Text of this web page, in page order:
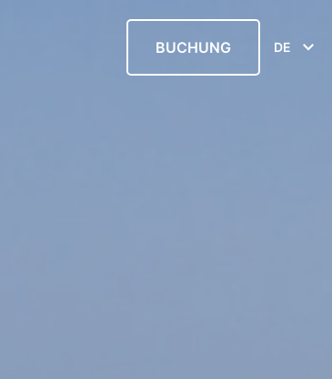
BUCHUNG DE